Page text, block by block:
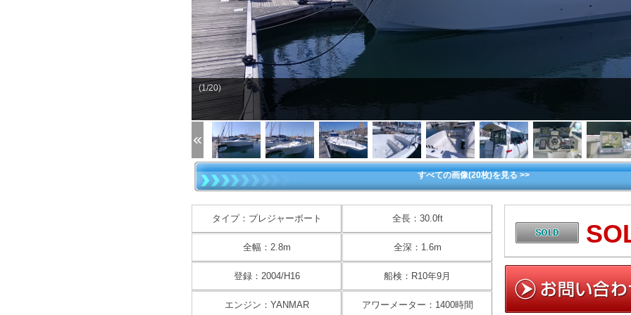
(1/20)
すべての画像(20枚)を見る >>
タイプ：プレジャーボート 全長：30.0ft
全幅：2.8m 全深：1.6m
登録：2004/H16 船検：R10年9月
エンジン：YANMAR アワーメーター：1400時間